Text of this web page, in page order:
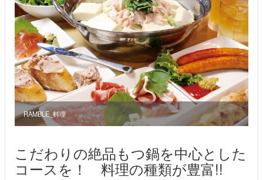
RAMBLE_料理
こだわりの絶品もつ鍋を中心とした
コースを！ 料理の種類が豊富!!